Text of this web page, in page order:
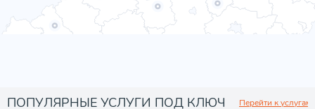
ПОПУЛЯРНЫЕ УСЛУГИ ПОД КЛЮЧ Перейти к услугам